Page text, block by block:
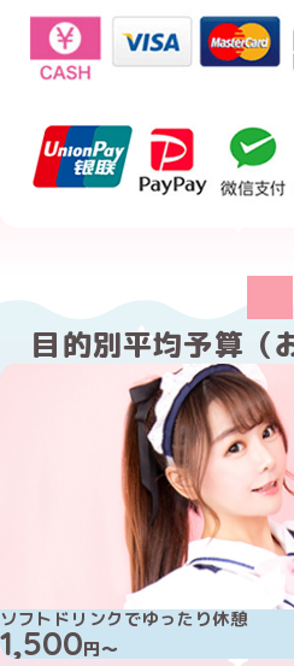
目的別平均予算（
ソフトドリンクでゆったり休憩
1,500円～